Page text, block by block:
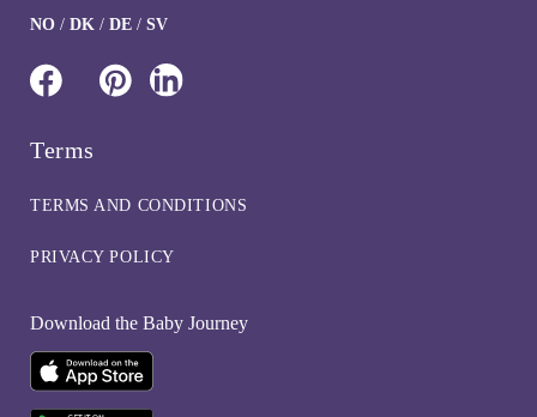
NO / DK / DE / SV
Terms
TERMS AND CONDITIONS
PRIVACY POLICY
Download the Baby Journey